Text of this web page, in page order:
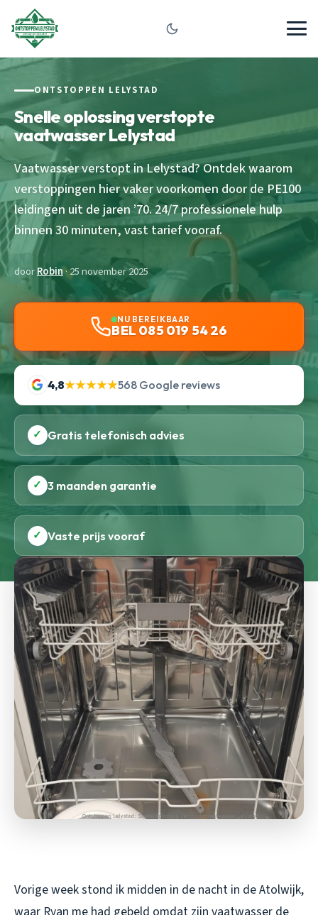
ONTSTOPPEN LELYSTAD
Snelle oplossing verstopte
vaatwasser Lelystad
Vaatwasser verstopt in Lelystad? Ontdek waarom
verstoppingen hier vaker voorkomen door de PE100
leidingen uit de jaren ’70. 24/7 professionele hulp
binnen 30 minuten, vast tarief vooraf.
doorRobin· 25 november 2025
NU BEREIKBAAR
BEL 085 019 54 26
4,8★★★★★568 Google reviews
✓ Gratis telefonisch advies
✓ 3 maanden garantie
✓ Vaste prijs vooraf
Vorige week stond ik midden in de nacht in de Atolwijk,